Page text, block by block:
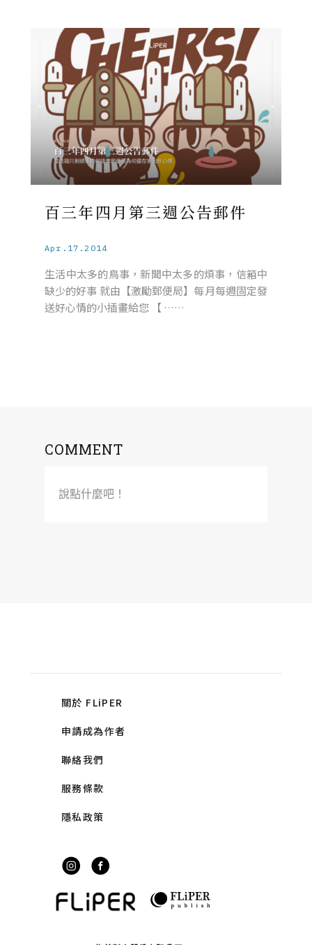
百三年四月第三週公告郵件
Apr.17.2014
生活中太多的鳥事，新聞中太多的煩事，信箱中
缺少的好事 就由【激勵郵便局】每月每週固定發
送好心情的小插畫給您 【 ……
COMMENT
說點什麼吧！
關於 FLiPER
申請成為作者
聯絡我們
服務條款
隱私政策